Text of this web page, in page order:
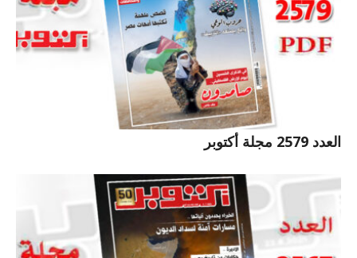
العدد 2579 مجلة أكتوبر